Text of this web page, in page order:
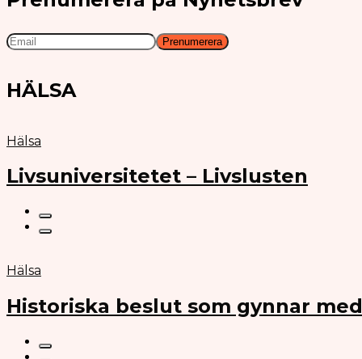
HÄLSA
Hälsa
Livsuniversitetet – Livslusten
Hälsa
Historiska beslut som gynnar